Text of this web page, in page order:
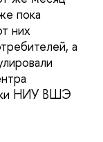
пока
них
а
НИУ ВШЭ